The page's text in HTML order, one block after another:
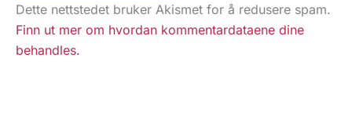
Dette nettstedet bruker Akismet for å redusere spam.
Finn ut mer om hvordan kommentardataene dine
behandles.